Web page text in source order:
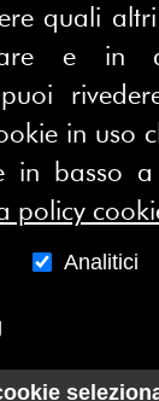
pausa
dopo la
cecità”: la...
quali
e in
in uso
in basso a
policy
Analitici